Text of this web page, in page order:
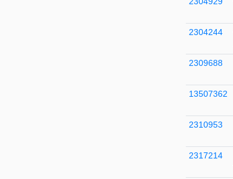
2304244
2309688
13507362
2310953
2317214